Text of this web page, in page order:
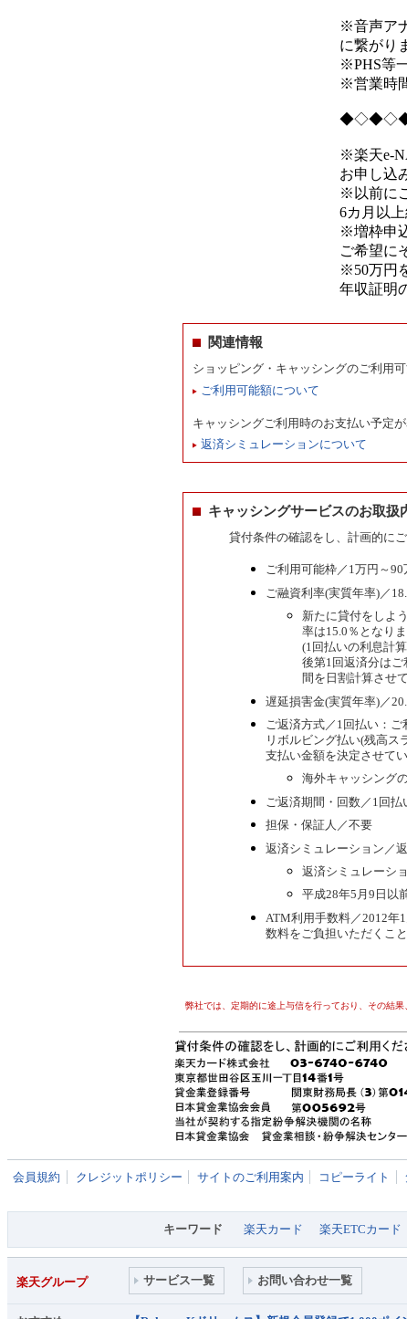
※音声ア
に繋がり
※PHS等
※営業時
※楽天e-
お申し込
※以前に
6カ月以
※増枠申
ご希望に
※50万円
年収証明
関連情報
ショッピング・キャッシングのご利用
ご利用可能額について
キャッシングご利用時のお支払い予定が
返済シミュレーションについて
キャッシングサービスのお取扱
貸付条件の確認をし、計画的にご
ご利用可能枠／1万円～
ご融資利率(実質年率)／
新たに貸付をしよ
率は15.0％となりま
(1回払いの利息計
後第1回返済分は
間を日割計算させ
遅延損害金(実質年率)／
ご返済方式／1回払い：ご
リボルビング払い(残高ス
支払い金額を決定させて
海外キャッシング
ご返済期間・回数／1回
担保・保証人／不要
返済シミュレーション／
返済シミュレーシ
平成28年5月9日以
ATM利用手数料／2012年
数料をご負担いただくこ
弊社では、定期的に途上与信を行っており、その結
会員規約 クレジットポリシー サイトのご利用案内 コピーライト
キーワード 楽天カード 楽天ETCカード
楽天グループ サービス一覧 お問い合わせ一覧